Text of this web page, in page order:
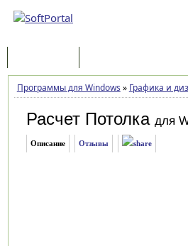
Программы для Windows » Графика и
Расчет Потолка для
Описание Отзывы